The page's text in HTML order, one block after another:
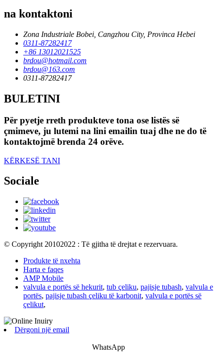
na kontaktoni
Zona Industriale Bobei, Cangzhou City, Provinca Hebei
0311-87282417
+86 13012021525
brdou@hotmail.com
brdou@163.com
0311-87282417
BULETINI
Për pyetje rreth produkteve tona ose listës së
çmimeve, ju lutemi na lini emailin tuaj dhe ne do të
kontaktojmë brenda 24 orëve.
KËRKESË TANI
Sociale
© Copyright 20102022 : Të gjitha të drejtat e rezervuara.
Produkte të nxehta
Harta e faqes
AMP Mobile
valvula e portës së hekurit, tub çeliku, pajisje tubash, valvula e
portës, pajisje tubash çeliku të karbonit, valvula e portës së
çelikut,
Dërgoni një email
WhatsApp